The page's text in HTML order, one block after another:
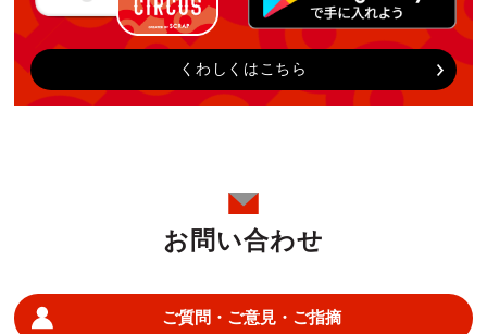
くわしくはこちら
お問い合わせ
ご質問・ご意見・ご指摘